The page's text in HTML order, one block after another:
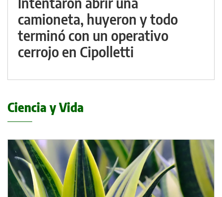
camioneta, huyeron y todo
terminó con un operativo
cerrojo en Cipolletti
Ciencia y Vida